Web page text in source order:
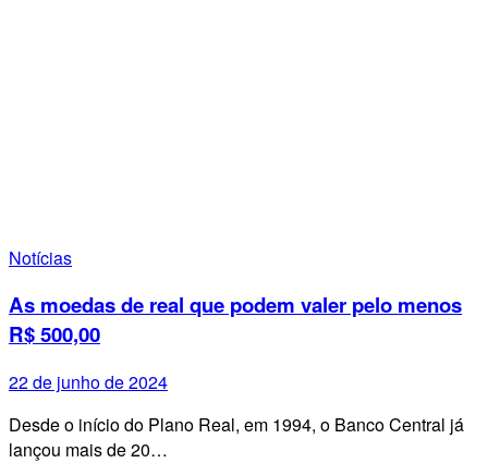
Notícias
As moedas de real que podem valer pelo menos
R$ 500,00
22 de junho de 2024
Desde o início do Plano Real, em 1994, o Banco Central já
lançou mais de 20…